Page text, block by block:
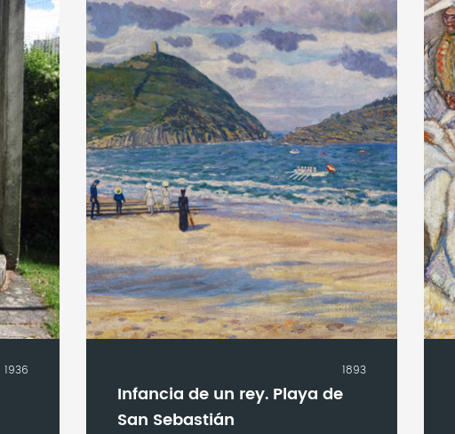
1936 1893
Infancia de un rey. Playa de
San Sebastián